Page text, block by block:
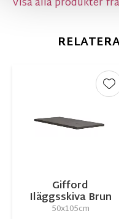
Visa alla produkter
Gifford
Iläggsskiva Brun
50x105cm